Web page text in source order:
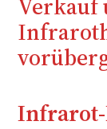
Verkauf